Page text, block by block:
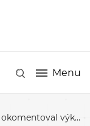
Menu
výkon Haasu ve VC Saúdské Arábie